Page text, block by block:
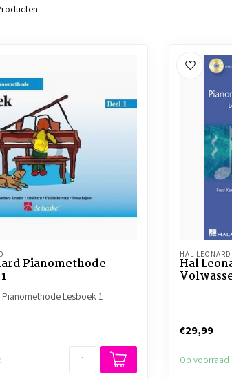
Pianomethode
Pianomethode Lesboek 1
HAL LEONARD
Hal
€29,99
Op voorraad